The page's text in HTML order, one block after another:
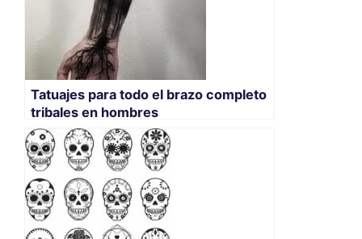
Tatuajes para todo el brazo completo
tribales en hombres